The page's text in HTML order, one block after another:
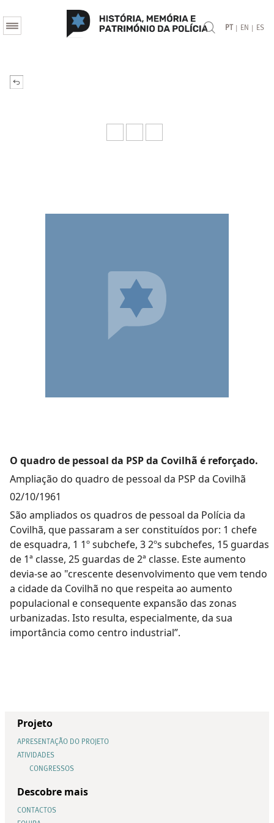
PT | EN | ES
O quadro de pessoal da PSP da Covilhã é reforçado.
Ampliação do quadro de pessoal da PSP da Covilhã
02/10/1961
São ampliados os quadros de pessoal da Polícia da
Covilhã, que passaram a ser constituídos por: 1 chefe
de esquadra, 1 1º subchefe, 3 2ºs subchefes, 15 guardas
de 1ª classe, 25 guardas de 2ª classe. Este aumento
devia-se ao "crescente desenvolvimento que vem tendo
a cidade da Covilhã no que respeita ao aumento
populacional e consequente expansão das zonas
urbanizadas. Isto resulta, especialmente, da sua
importância como centro industrial”.
Projeto
APRESENTAÇÃO DO PROJETO
ATIVIDADES
CONGRESSOS
Descobre mais
CONTACTOS